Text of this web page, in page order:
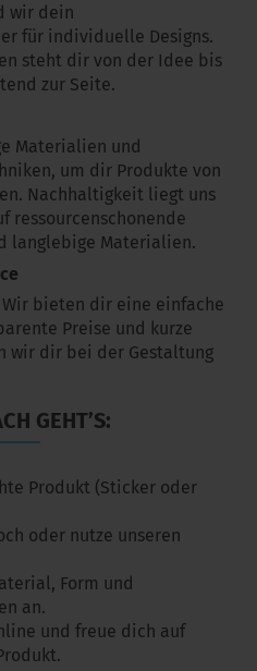
wir dein
für individuelle Designs.
steht dir von der Idee bis
zur Seite.
Materialien und
um dir Produkte von
Nachhaltigkeit liegt uns
ressourcenschonende
langlebige Materialien.
bieten dir eine einfache
Preise und kurze
wir dir bei der Gestaltung
GEHT’S:
Produkt (Sticker oder
oder nutze unseren
Form und
an.
und freue dich auf